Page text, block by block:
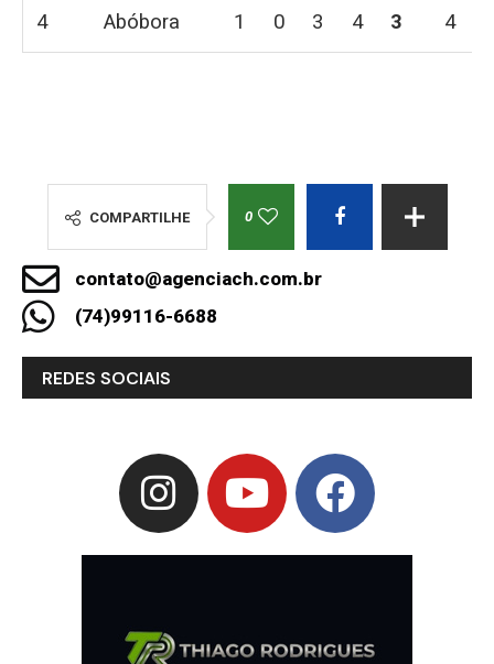
4 Abóbora 1 0 3 4 3 4
COMPARTILHE 0
contato@agenciach.com.br
(74)99116-6688
REDES SOCIAIS